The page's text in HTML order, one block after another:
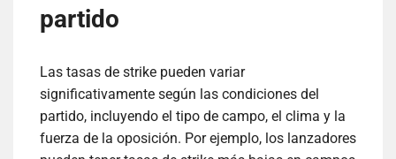
partido
Las tasas de strike pueden variar
significativamente según las condiciones del
partido, incluyendo el tipo de campo, el clima y la
fuerza de la oposición. Por ejemplo, los lanzadores